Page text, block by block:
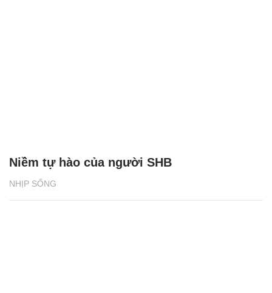
NHỊP SỐNG
Niềm tự hào của người SHB